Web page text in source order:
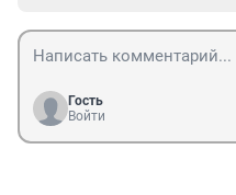
Гость
Войти